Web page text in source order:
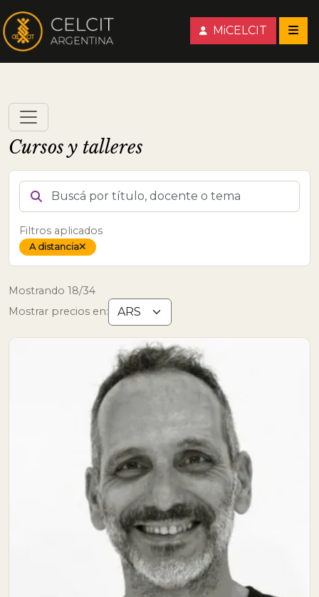
MiCELCIT
Cursos y talleres
BUSCÁ POR TÍTULO, DOCENTE O TEMA
Filtros aplicados
A distancia
Quitar modalidad
Mostrando 18/34
Mostrar precios en: